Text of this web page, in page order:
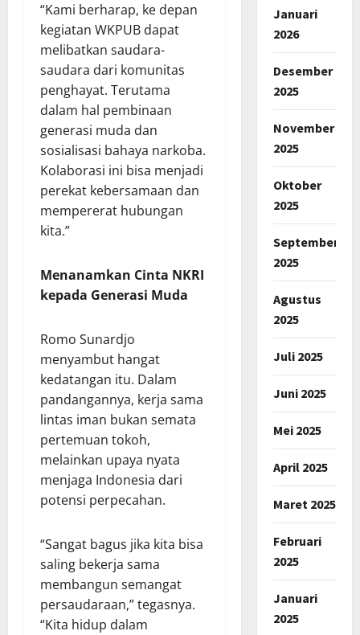
“Kami berharap, ke depan
kegiatan WKPUB dapat
melibatkan saudara-
saudara dari komunitas
penghayat. Terutama
dalam hal pembinaan
generasi muda dan
sosialisasi bahaya narkoba.
Kolaborasi ini bisa menjadi
perekat kebersamaan dan
mempererat hubungan
kita.”
Menanamkan Cinta NKRI
kepada Generasi Muda
Romo Sunardjo
menyambut hangat
kedatangan itu. Dalam
pandangannya, kerja sama
lintas iman bukan semata
pertemuan tokoh,
melainkan upaya nyata
menjaga Indonesia dari
potensi perpecahan.
“Sangat bagus jika kita bisa
saling bekerja sama
membangun semangat
persaudaraan,” tegasnya.
“Kita hidup dalam
Januari
2026
Desember
2025
November
2025
Oktober
2025
September
2025
Agustus
2025
Juli 2025
Juni 2025
Mei 2025
April 2025
Maret 2025
Februari
2025
Januari
2025